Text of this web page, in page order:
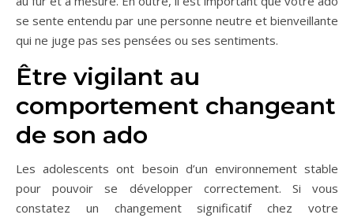
se sente entendu par une personne neutre et bienveillante
qui ne juge pas ses pensées ou ses sentiments.
Être vigilant au
comportement changeant
de son ado
Les adolescents ont besoin d’un environnement stable
pour pouvoir se développer correctement. Si vous
constatez un changement significatif chez votre